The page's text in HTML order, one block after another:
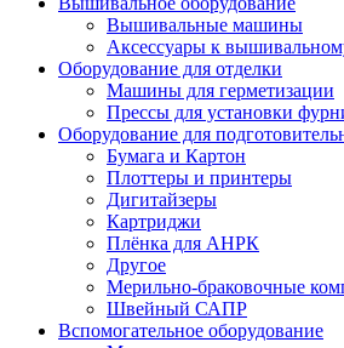
Вышивальные машины
Аксессуары к
Оборудование для отделки
Машины для герметизации
Прессы для установки
Оборудование для
Бумага и Картон
Плоттеры и принтеры
Дигитайзеры
Картриджи
Плёнка для АНРК
Другое
Мерильно-браковочные
Швейный САПР
Вспомогательное оборудование